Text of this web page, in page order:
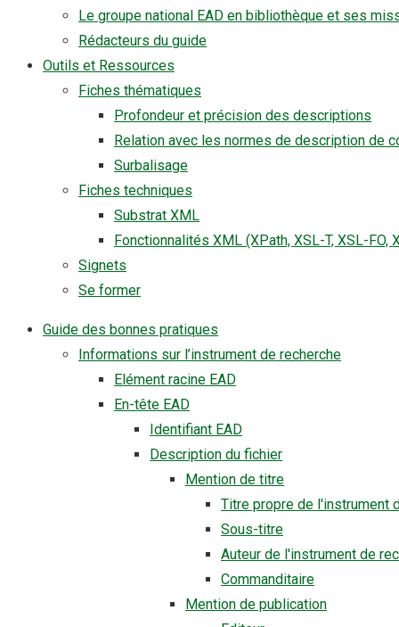
Le groupe national EAD en bibliothèque et ses
Rédacteurs du guide
Outils et Ressources
Fiches thématiques
Profondeur et précision des descriptions
Relation avec les normes de description de
Surbalisage
Fiches techniques
Substrat XML
Fonctionnalités XML (XPath, XSL-T, XSL-FO,
Signets
Se former
Guide des bonnes pratiques
Informations sur l’instrument de recherche
Elément racine EAD
En-tête EAD
Identifiant EAD
Description du fichier
Mention de titre
Titre propre de l'instrument
Sous-titre
Auteur de l'instrument de
Commanditaire
Mention de publication